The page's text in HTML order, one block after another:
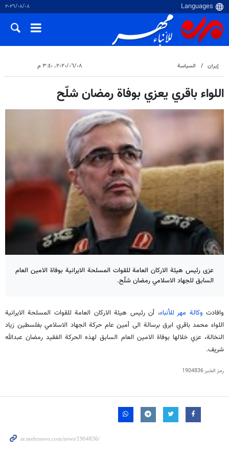
٠٨‏/٠٨‏/٢٠٢٦
إيران السياسة ٠٨‏/٠٦‏/٢٠٢٠، ٣:٤٠ م
اللواء باقري يعزي بوفاة رمضان شلّح
عزى رئيس هيئة الاركان العامة للقوات المسلحة الايرانية بوفاة الامين العام
السابق للجهاد الاسلامي رمضان شلّح.
وافادت وكالة مهر للأنباء، أن رئيس هيئة الاركان العامة للقوات المسلحة الايرانية
اللواء محمد باقري ابرق برسالة الى أمين عام حركة الجهاد الاسلامي بفلسطين زياد
النخالة، عزي خلالها بوفاة الامين العام السابق لهذه الحركة الفقيد رمضان عبدالله
شريف.
رمز الخبر1904836